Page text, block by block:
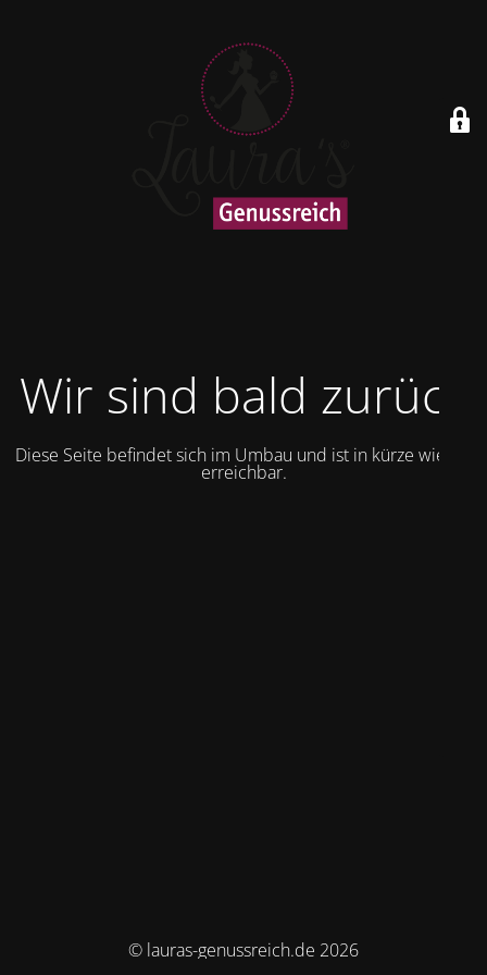
Wir sind bald zurück
Diese Seite befindet sich im Umbau und ist in kürze wieder
erreichbar.
© lauras-genussreich.de 2026